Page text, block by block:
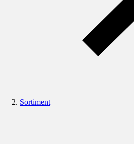
Sortiment